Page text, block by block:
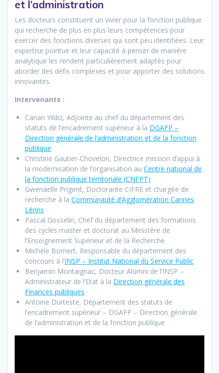
et l’administration
Les docteurs constituent un vivier pour la fonction publique
qui recherche de plus en plus leurs compétences pour
exercer des fonctions diverses qui sont peu identifiées. Leur
expertise pointue et leur capacité à penser de manière
analytique les rendent particulièrement adaptés pour
aborder des défis complexes et pour apporter des solutions
innovantes.
Intervenants :
Canan Yildiz, Adjointe au chef du département des
statuts de l’encadrement supérieur à la DGAFP –
Direction générale de l’administration et de la fonction
publique
Christine Gautier-Chovelon, Directrice mission d’appui à
la modernisation de l’organisation au Centre national de
la fonction publique territoriale (CNFPT)
Gwenaëlle Prigent, Doctorante CIFRE et chargée de
recherche à la Communauté d’Agglomération Cannes
Lérins
Pascal Gosselin, Chef du département des formations
des cycles master et doctorat au Ministère de
l’Enseignement Supérieur et de la Recherche
Michèle Bornert, Responsable du département des
concours à l’INSP – Institut National du Service Public
Benjamin Montaignac, Docteur Alumni de l’INSP –
Administrateur de l’Etat à la Direction générale des
Finances publiques
Antoine Durteste, Département des statuts de
l’encadrement supérieur – DGAFP – Direction générale
de l’administration et de la fonction publique